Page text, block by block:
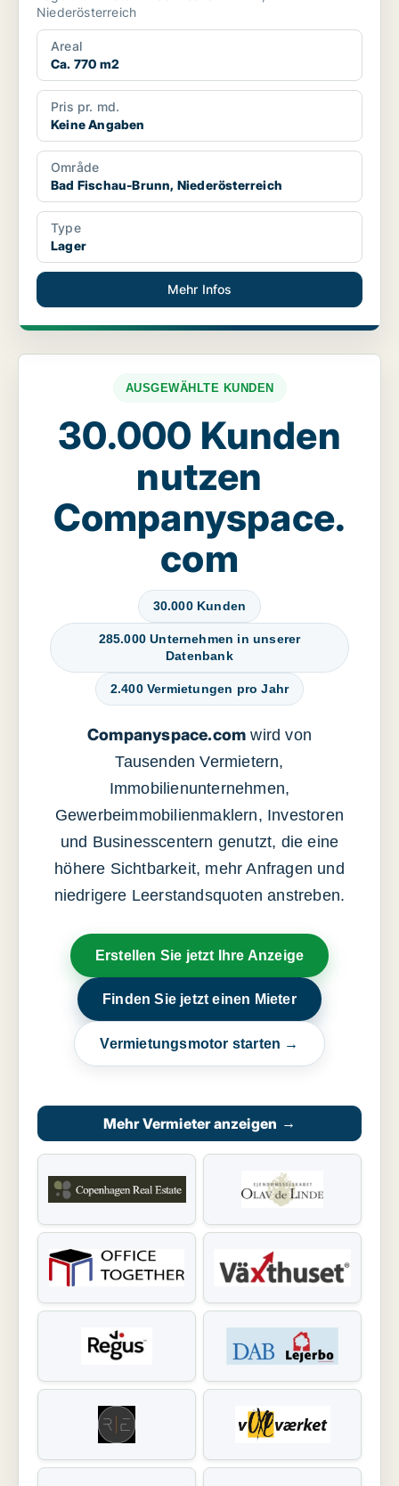
Niederösterreich
Areal
Ca. 770 m2
Pris pr. md.
Keine Angaben
Område
Bad Fischau-Brunn, Niederösterreich
Type
Lager
Mehr Infos
AUSGEWÄHLTE KUNDEN
30.000 Kunden
nutzen
Companyspace.
com
30.000 Kunden
285.000 Unternehmen in unserer
Datenbank
2.400 Vermietungen pro Jahr
Companyspace.com wird von
Tausenden Vermietern,
Immobilienunternehmen,
Gewerbeimmobilienmaklern, Investoren
und Businesscentern genutzt, die eine
höhere Sichtbarkeit, mehr Anfragen und
niedrigere Leerstandsquoten anstreben.
Erstellen Sie jetzt Ihre Anzeige
Finden Sie jetzt einen Mieter
Vermietungsmotor starten →
Mehr Vermieter anzeigen →